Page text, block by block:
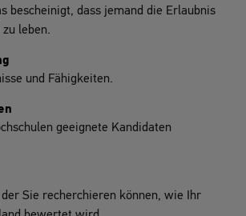
bescheinigt, dass jemand die Erlaubnis
leben.
und Fähigkeiten.
geeignete Kandidaten
Sie recherchieren können, wie Ihr